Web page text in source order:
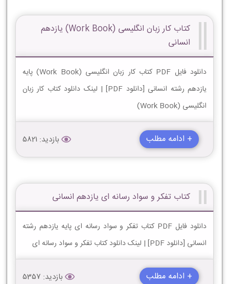
کتاب کار زبان انگلیسی (Work Book) یازدهم
انسانی
دانلود فایل PDF کتاب کار زبان انگلیسی (Work Book) پایه
یازدهم رشته انسانی [دانلود PDF] | لینک دانلود کتاب کار زبان
انگلیسی (Work Book)
+ ادامه مطلب بازدید: 5821
کتاب تفکر و سواد رسانه ای یازدهم انسانی
دانلود فایل PDF کتاب تفکر و سواد رسانه ای پایه یازدهم رشته
انسانی [دانلود PDF] | لینک دانلود کتاب تفکر و سواد رسانه ای
+ ادامه مطلب بازدید: 5357